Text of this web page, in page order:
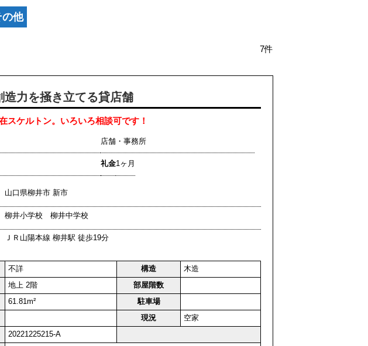
の他
7件
力を掻き立てる貸店舗
スケルトン。いろいろ相談可です！
店舗・事務所
礼金1ヶ月
山口県柳井市 新市
柳井小学校 柳井中学校
ＪＲ山陽本線 柳井駅 徒歩19分
不詳 構造
木造
地上 2階
部屋階数
61.81m²
駐車場
現況
空家
20221225215-A